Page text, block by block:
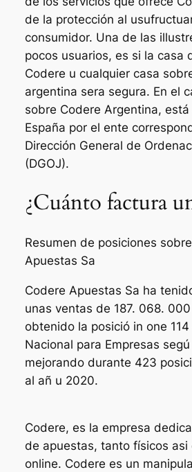
de la protección al
consumidor. Una de las
pocos usuarios, es si la casa
Codere u cualquier casa
argentina sera segura. En el
sobre Codere Argentina,
España por el ente
Dirección General de
(DGOJ).
¿Cuánto factura
Resumen de posiciones
Apuestas Sa
Codere Apuestas Sa ha
unas ventas de 187. 068.
obtenido la posició in one
Nacional para Empresas
mejorando durante 423
al añ u 2020.
Codere, es la empresa
de apuestas, tanto físicos asi
online. Codere es un